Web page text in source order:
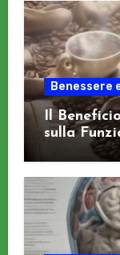
Benessere
Il
sulla